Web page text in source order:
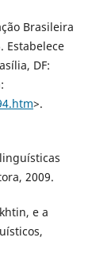
Brasileira
Estabelece
DF:
>.
2009.
e a